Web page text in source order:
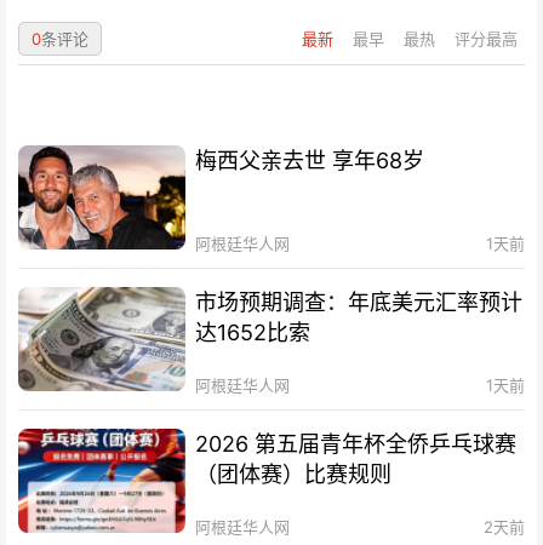
最新 最早 最热 评分最高
0条评论
梅西父亲去世 享年68岁
阿根廷华人网 1天前
市场预期调查：年底美元汇率预计
达1652比索
阿根廷华人网 1天前
2026 第五届青年杯全侨乒乓球赛
（团体赛）比赛规则
阿根廷华人网 2天前